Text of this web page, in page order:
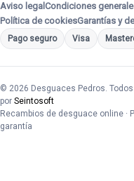
Aviso legal Condiciones
Política de cookiesGarantías y
Pago seguro Visa
© 2026 Desguaces Pedros.
por Seintosoft
Recambios de desguace online ·
garantía